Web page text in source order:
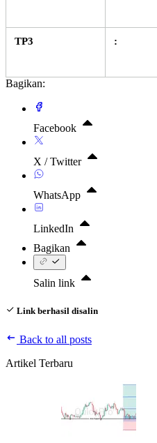
TP3 :
Bagikan:
Facebook
X / Twitter
WhatsApp
LinkedIn
Bagikan
Salin link
Link berhasil disalin
Back to all posts
Artikel Terbaru